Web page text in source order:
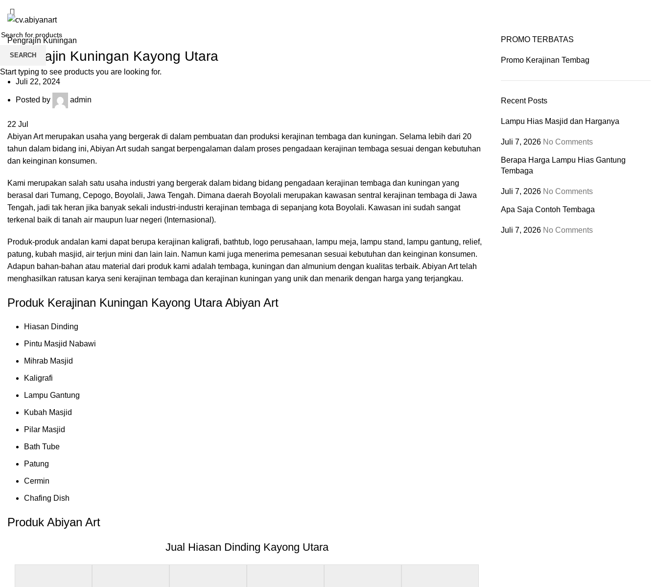
Blog
Pengrajin Kuningan
Pengrajin Kuningan Kayong Utara
Juli 22, 2024
Posted by admin
22 Jul
Abiyan Art merupakan usaha yang bergerak di dalam pembuatan dan produksi kerajinan tembaga dan kuningan. Selama lebih dari 20
tahun dalam bidang ini, Abiyan Art sudah sangat berpengalaman dalam proses pengadaan kerajinan tembaga sesuai dengan kebutuhan
dan keinginan konsumen.
Kami merupakan salah satu usaha industri yang bergerak dalam bidang bidang pengadaan kerajinan tembaga dan kuningan yang
berasal dari Tumang, Cepogo, Boyolali, Jawa Tengah. Dimana daerah Boyolali merupakan kawasan sentral kerajinan tembaga di Jawa
Tengah, jadi tak heran jika banyak sekali industri-industri kerajinan tembaga di sepanjang kota Boyolali. Kawasan ini sudah sangat
terkenal baik di tanah air maupun luar negeri (Internasional).
Produk-produk andalan kami dapat berupa kerajinan kaligrafi, bathtub, logo perusahaan, lampu meja, lampu stand, lampu gantung, relief,
patung, kubah masjid, air terjun mini dan lain lain. Namun kami juga menerima pemesanan sesuai kebutuhan dan keinginan konsumen.
Adapun bahan-bahan atau material dari produk kami adalah tembaga, kuningan dan almunium dengan kualitas terbaik. Abiyan Art telah
menghasilkan ratusan karya seni kerajinan tembaga dan kerajinan kuningan yang unik dan menarik dengan harga yang terjangkau.
Produk Kerajinan Kuningan Kayong Utara Abiyan Art
Hiasan Dinding
Pintu Masjid Nabawi
Mihrab Masjid
Kaligrafi
Lampu Gantung
Kubah Masjid
Pilar Masjid
Bath Tube
Patung
Cermin
Chafing Dish
Produk Abiyan Art
Jual Hiasan Dinding Kayong Utara
PROMO TERBATAS
Promo Kerajinan Tembag
Recent Posts
Lampu Hias Masjid dan Harganya
Juli 7, 2026 No Comments
Berapa Harga Lampu Hias Gantung
Tembaga
Juli 7, 2026 No Comments
Apa Saja Contoh Tembaga
Juli 7, 2026 No Comments
SEARCH
Start typing to see products you are looking for.